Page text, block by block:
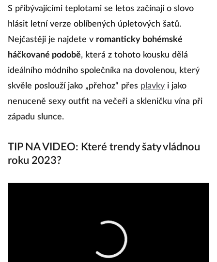
S přibývajícími teplotami se letos začínají o slovo
hlásit letní verze oblíbených úpletových šatů.
Nejčastěji je najdete v romanticky bohémské
háčkované podobě, která z tohoto kousku dělá
ideálního módního společníka na dovolenou, který
skvěle poslouží jako „přehoz“ přes plavky i jako
nenuceně sexy outfit na večeři a skleničku vína při
západu slunce.
TIP NA VIDEO: Které trendy šaty vládnou
roku 2023?